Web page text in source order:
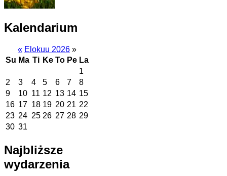
Kalendarium
« Elokuu 2026 »
Su Ma Ti Ke To Pe La
1
2
3 4 5 6 7
8
9
10 11 12 13 14 15
16 17 18 19 20 21 22
23 24 25 26 27 28 29
30 31
Najbliższe
wydarzenia